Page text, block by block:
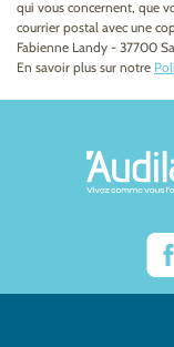
qui vous concernent, que
courrier postal avec une
Fabienne Landy - 37700
En savoir plus sur notre